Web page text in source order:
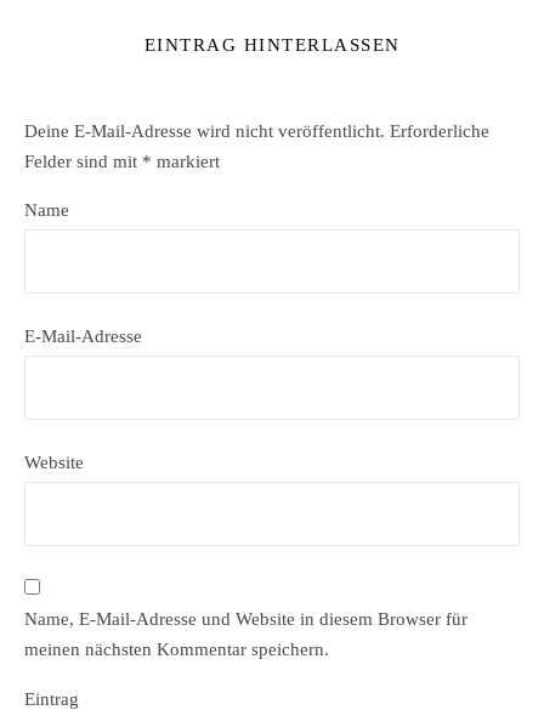
EINTRAG HINTERLASSEN
Deine E-Mail-Adresse wird nicht veröffentlicht. Erforderliche
Felder sind mit * markiert
Name
E-Mail-Adresse
Website
Name, E-Mail-Adresse und Website in diesem Browser für
meinen nächsten Kommentar speichern.
Eintrag